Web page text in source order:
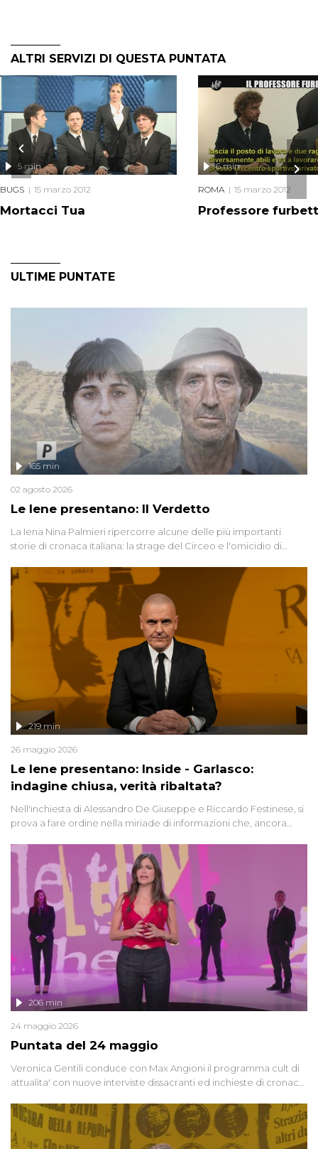
ALTRI SERVIZI DI QUESTA PUNTATA
Mortacci Tua
5 min
BUGS 15 marzo 2012
Professore
6 min
ROMA 15 marzo 2012
ULTIME PUNTATE
Le Iene presentano: Il Verdetto
165 min
02 agosto 2026
La Iena Nina Palmieri ripercorre alcune delle più importanti
storie di cronaca italiana: la strage del Circeo e l'omicidio di
Le Iene presentano: Inside - Garlasco:
indagine chiusa, verità ribaltata?
219 min
26 maggio 2026
Nell'inchiesta di Alessandro De Giuseppe e Riccardo Festinese, si
prova a fare ordine nella miriade di informazioni che, ancora
giudiziarie più discusse degli ultimi anni. Lo speciale ricostruisce la
vicenda mettendo in fila testimonianze, errori, dettagli
controversi e i protagonisti di un'indagine che sembra non avere
fine.
Puntata del 24 maggio
206 min
24 maggio 2026
Veronica Gentili conduce con Max Angioni il programma cult di
attualita' con nuove interviste dissacranti ed inchieste di cronaca